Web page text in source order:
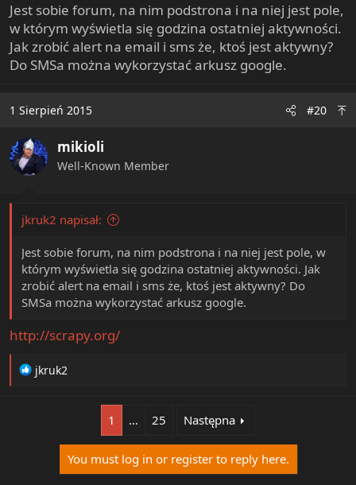
Jest sobie forum, na nim podstrona i na niej jest pole,
w którym wyświetla się godzina ostatniej aktywności.
Jak zrobić alert na email i sms że, ktoś jest aktywny?
Do SMSa można wykorzystać arkusz google.
1 Sierpień 2015 #20
mikioli
Well-Known Member
jkruk2 napisał:
Jest sobie forum, na nim podstrona i na niej jest pole, w
którym wyświetla się godzina ostatniej aktywności. Jak
zrobić alert na email i sms że, ktoś jest aktywny? Do
SMSa można wykorzystać arkusz google.
http://scrapy.org/
R
jkruk2
1 … 25 Następna
You must log in or register to reply here.